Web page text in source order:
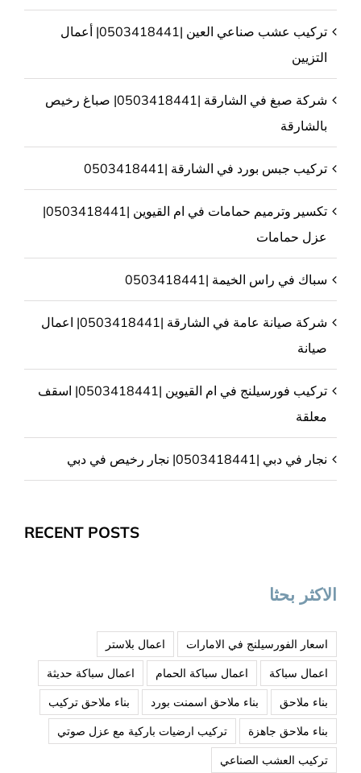
تركيب عشب صناعي العين |0503418441| أعمال
التزيين
شركة صبغ في الشارقة |0503418441| صباغ رخيص
بالشارقة
تركيب جبس بورد في الشارقة |0503418441
تكسير وترميم حمامات في ام القيوين |0503418441|
عزل حمامات
سباك في راس الخيمة |0503418441
شركة صيانة عامة في الشارقة |0503418441| اعمال
صيانة
تركيب فورسيلنج في ام القيوين |0503418441| اسقف
معلقة
نجار في دبي |0503418441| نجار رخيص في دبي
RECENT POSTS
الاكثر بحثا
اسعار الفورسيلنج في الامارات
اعمال بلاستر
اعمال سباكة
اعمال سباكة الحمام
اعمال سباكة حديثة
بناء ملاحق
بناء ملاحق اسمنت بورد
بناء ملاحق تركيب
بناء ملاحق جاهزة
تركيب ارضيات باركية مع عزل صوتي
تركيب العشب الصناعي